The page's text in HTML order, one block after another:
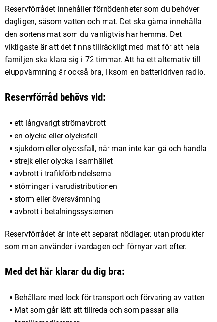
Reservförrådet innehåller förnödenheter som du behöver
dagligen, såsom vatten och mat. Det ska gärna innehålla
den sortens mat som du vanligtvis har hemma. Det
viktigaste är att det finns tillräckligt med mat för att hela
familjen ska klara sig i 72 timmar. Att ha ett alternativ till
eluppvärmning är också bra, liksom en batteridriven radio.
Reservförråd behövs vid:
ett långvarigt strömavbrott
en olycka eller olycksfall
sjukdom eller olycksfall, när man inte kan gå och handla
strejk eller olycka i samhället
avbrott i trafikförbindelserna
störningar i varudistributionen
storm eller översvämning
avbrott i betalningssystemen
Reservförrådet är inte ett separat nödlager, utan produkter
som man använder i vardagen och förnyar vart efter.
Med det här klarar du dig bra:
Behållare med lock för transport och förvaring av vatten
Mat som går lätt att tillreda och som passar alla